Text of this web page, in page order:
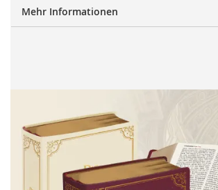
Mehr Informationen